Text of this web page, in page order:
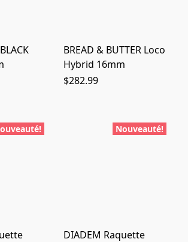
BREAD & BUTTER Loco
Hybrid 16mm
$282.99
Nouveauté!
DIADEM Raquette